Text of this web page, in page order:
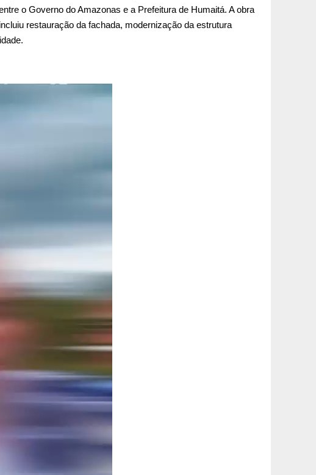
o Governo do Amazonas e a Prefeitura de Humaitá. A obra
restauração da fachada, modernização da estrutura